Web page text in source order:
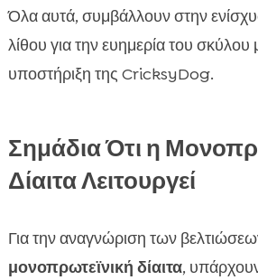
Όλα αυτά, συμβάλλουν στην
λίθου για την ευημερία του σκύλου
υποστήριξη της CricksyDog.
Σημάδια Ότι η
Δίαιτα Λειτουργεί
Για την αναγνώριση των
μονοπρωτεϊνική δίαιτα,